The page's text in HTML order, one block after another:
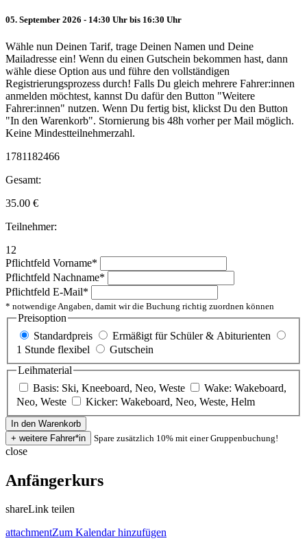
05. September 2026 - 14:30 Uhr bis 16:30 Uhr
Wähle nun Deinen Tarif, trage Deinen Namen und Deine
Mailadresse ein! Wenn du einen Gutschein bekommen hast, dann
wähle diese Option aus und führe den vollständigen
Registrierungsprozess durch! Falls Du gleich mehrere Fahrer:innen
anmelden möchtest, kannst Du dafür den Button "Weitere
Fahrer:innen" nutzen. Wenn Du fertig bist, klickst Du den Button
"In den Warenkorb". Stornierung bis 48h vorher per Mail möglich.
Keine Mindestteilnehmerzahl.
1781182466
Gesamt:
35.00 €
Teilnehmer:
12
Pflichtfeld Vorname*
Pflichtfeld Nachname*
Pflichtfeld E-Mail*
* notwendige Angaben, damit wir die Buchung richtig zuordnen können
Preisoption
Standardpreis
Ermäßigt für Schüler & Abiturienten
1 Stunde flexibel
Gutschein
Leihmaterial
Basis: Ski, Kneeboard, Neo, Weste
Wake: Wakeboard,
Neo, Weste
Kicker: Wakeboard, Neo, Weste, Helm
Spare zusätzlich 10% mit einer Gruppenbuchung!
close
Anfängerkurs
shareLink teilen
attachmentZum Kalendar hinzufügen